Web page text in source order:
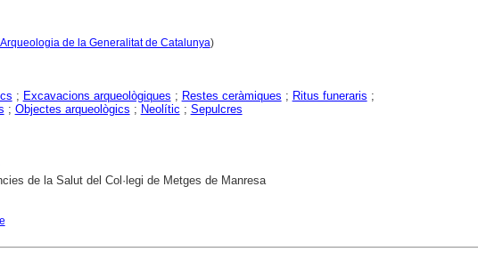
de la Generalitat de Catalunya)
; Excavacions arqueològiques ; Restes ceràmiques ; Ritus funeraris ;
; Objectes arqueològics ; Neolític ; Sepulcres
de la Salut del Col·legi de Metges de Manresa